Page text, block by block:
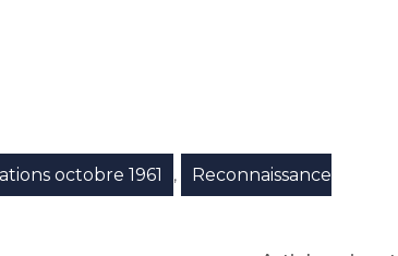
octobre 1961 ,
Reconnaissance